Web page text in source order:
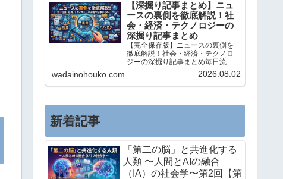
【深掘り記事まとめ】ニュ
ースの裏側を徹底解説！社
会・経済・テクノロジーの
深掘り記事まとめ
【完全保存版】ニュースの裏側を
徹底解説！社会・経済・テクノロ
ジーの深掘り記事まとめ毎日流れ
てくるニュースの表面だけを追っ
ていては、社会の本当の姿は見え
てきません。こんにちは、「ちょ
この記事では、私が長年培ってき...
wadainohouko.com 2026.08.02
新着記事
「第二の脳」と共進化する
人類 〜人間とAIの融合
（IA）の社会学〜第2回【第